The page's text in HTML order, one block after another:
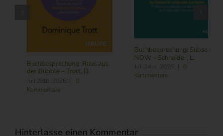
Juli 24th, 2026 | 0
Kommentare
Buchbesprechung: Führung
im Zeitalter von KI – Butler,
R./ Nitschmann, J./ Becking,